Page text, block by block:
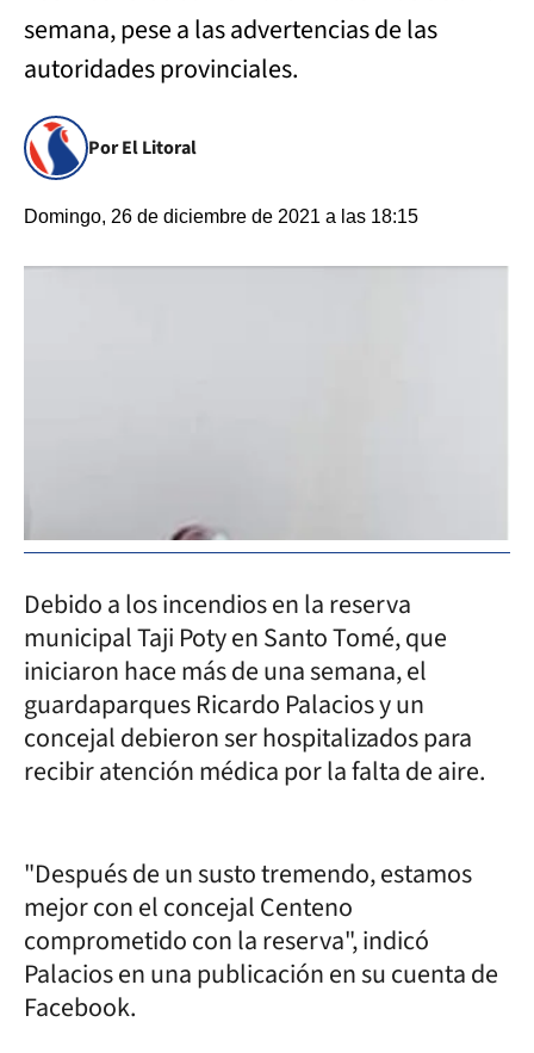
semana, pese a las advertencias de las
autoridades provinciales.
Por El Litoral
Domingo, 26 de diciembre de 2021 a las 18:15
Debido a los incendios en la reserva
municipal Taji Poty en Santo Tomé, que
iniciaron hace más de una semana, el
guardaparques Ricardo Palacios y un
concejal debieron ser hospitalizados para
recibir atención médica por la falta de aire.
"Después de un susto tremendo, estamos
mejor con el concejal Centeno
comprometido con la reserva", indicó
Palacios en una publicación en su cuenta de
Facebook.